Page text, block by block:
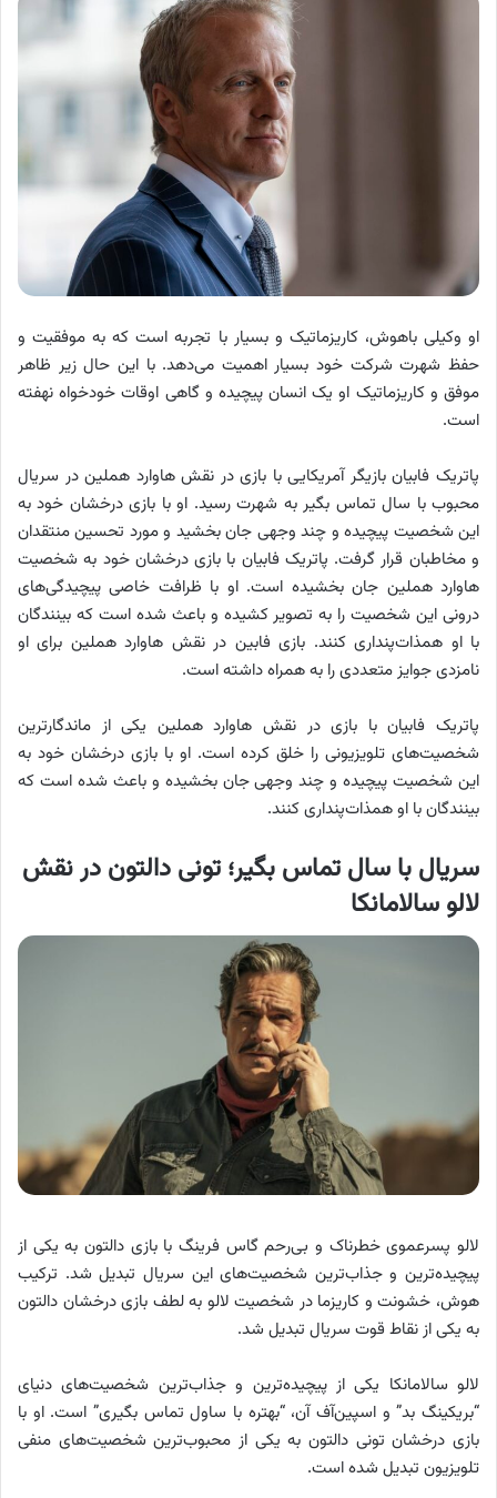
او وکیلی باهوش، کاریزماتیک و بسیار با تجربه است که به موفقیت و
حفظ شهرت شرکت خود بسیار اهمیت می‌دهد. با این حال زیر ظاهر
موفق و کاریزماتیک او یک انسان پیچیده و گاهی اوقات خودخواه نهفته
است.
پاتریک فابیان بازیگر آمریکایی با بازی در نقش هاوارد هملین در سریال
محبوب با سال تماس بگیر به شهرت رسید. او با بازی درخشان خود به
این شخصیت پیچیده و چند وجهی جان بخشید و مورد تحسین منتقدان
و مخاطبان قرار گرفت. پاتریک فابیان با بازی درخشان خود به شخصیت
هاوارد هملین جان بخشیده است. او با ظرافت خاصی پیچیدگی‌های
درونی این شخصیت را به تصویر کشیده و باعث شده است که بینندگان
با او همذات‌پنداری کنند. بازی فابین در نقش هاوارد هملین برای او
نامزدی جوایز متعددی را به همراه داشته است.
پاتریک فابیان با بازی در نقش هاوارد هملین یکی از ماندگارترین
شخصیت‌های تلویزیونی را خلق کرده است. او با بازی درخشان خود به
این شخصیت پیچیده و چند وجهی جان بخشیده و باعث شده است که
بینندگان با او همذات‌پنداری کنند.
سریال با سال تماس بگیر؛ تونی دالتون در نقش
لالو سالامانکا
لالو پسرعموی خطرناک و بی‌رحم گاس فرینگ با بازی دالتون به یکی از
پیچیده‌ترین و جذاب‌ترین شخصیت‌های این سریال تبدیل شد. ترکیب
هوش، خشونت و کاریزما در شخصیت لالو به لطف بازی درخشان دالتون
به یکی از نقاط قوت سریال تبدیل شد.
لالو سالامانکا یکی از پیچیده‌ترین و جذاب‌ترین شخصیت‌های دنیای
“بریکینگ بد” و اسپین‌آف آن، “بهتره با ساول تماس بگیری” است. او با
بازی درخشان تونی دالتون به یکی از محبوب‌ترین شخصیت‌های منفی
تلویزیون تبدیل شده است.